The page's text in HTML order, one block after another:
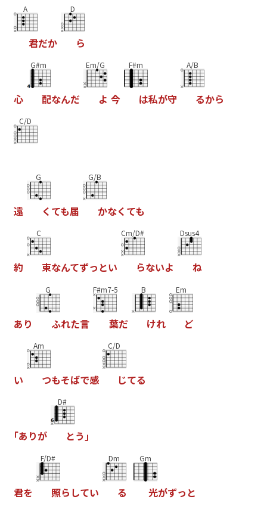
A
君だか
D
ら
心
G#m
配なんだ
Em/G
よ 今
F#m
は私が守
A/B
るから
C/D
遠
G
く ても届
G/B
かなく ても
約
C
束なんてずっ とい
Cm/D#
らないよ
Dsus4
ね
あ り
G
ふれた言
F#m7-5
葉だ
B
けれ
Em
ど
い
Am
つもそばで感
C/D
じてる
｢あ りが
D#
とう ｣
君を
F/D#
照ら してい
Dm
る
Gm
光がずっ と